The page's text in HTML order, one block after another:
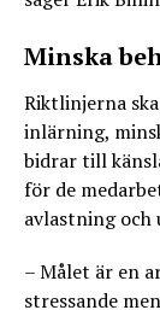
Minska
Riktlinjerna
inlärning,
bidrar till
för de
avlastning
– Målet är en
stressande